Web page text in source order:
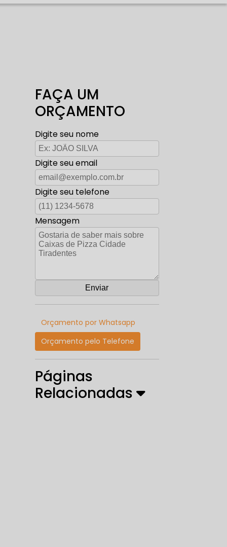
FAÇA UM
ORÇAMENTO
Digite seu nome
Digite seu email
Digite seu telefone
Mensagem
Orçamento por Whatsapp
Orçamento pelo Telefone
Páginas
Relacionadas